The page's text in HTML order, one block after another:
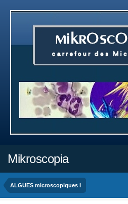
Mikroscopia
ALGUES microscopiques I